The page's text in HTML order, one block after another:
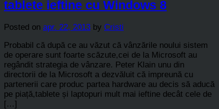
tablete ieftine cu Windows 8
Posted on apr. 22, 2013 by Cristi
Probabil că după ce au văzut că vânzările noului sistem
de operare sunt foarte scăzute,cei de la Microsoft au
regândit strategia de vânzare. Peter Klain unu din
directorii de la Microsoft a dezvăluit că impreună cu
partenerii care produc partea hardware au decis să aducă
pe piață,tablete și laptopuri mult mai ieftine decât cele de
[…]